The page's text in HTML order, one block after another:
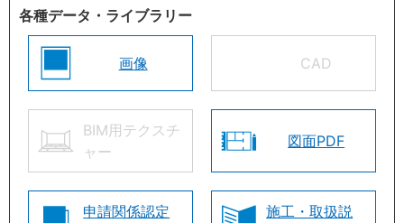
各種データ・ライブラリー
画像 CAD
BIM用テクスチ
ャー
図面PDF
申請関係認定
施工・取扱説